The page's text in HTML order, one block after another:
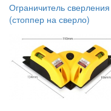
Ограничитель сверления
(стоппер на сверло)